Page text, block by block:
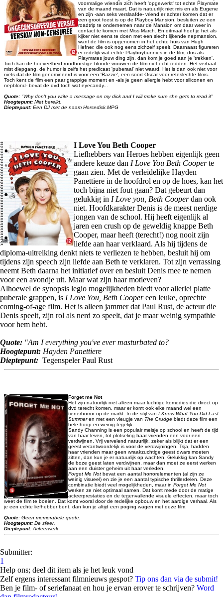
voormalige vriendin zich heeft 'opgewerkt' tot echte Playmate
van de maand maart. Dat is natuurlijk niet mis en als Eugene
en zijn -aan seks verslaafde- vriend er achter komen dat er
een groot feest is op de Playboy Mansion, besluiten ze een
roadtrip te ondernemen naar de Mansion om daar weer in
contact te komen met Miss March. En ditmaal hoef je het als
kijker niet eens te doen met een slecht lijkende nepmansion,
want de film is opgenomen in het echte huis van Hugh
Hefner, die ook nog eens zichzelf speelt. Daarnaast figureren
er redelijk wat echte Playboybunnies in de film, dus als
Playmates jouw ding zijn, dan kom je goed aan je 'trekken'.
Toch kan de hoeveelheid rondborstige blonde vrouwen de film niet echt redden. Het verhaal
mist diepgang, de humor is zelfs het predicaat 'puberaal' niet waard. Het is dan ook niet voor
niets dat de film genomineerd is voor een 'Razzie', een soort Oscar voor reteslechte films.
Toch kent de film een paar grappige moment en -als je geen allergie hebt voor siliconen en
nepblond- bevat de dvd toch wat eyecandy...
Quote: "Why don't you write a message on my dick and I will make sure she gets to read it"
Hoogtepunt: Niet bereikt.
Dieptepunt: Een DJ met de naam Horsedick.MPG
I Love You Beth Cooper
Liefhebbers van Heroes hebben eigenlijk geen
andere keuze dan I Love You Beth Cooperte
gaan zien. Met de verleidelijke Hayden
Panettiere in de hoofdrol en op de hoes, kan het
toch bijna niet fout gaan? Dat gebeurt dan
gelukkig in I Love you, Beth Cooperdan ook
niet. Hoofdkarakter Denis is de meest nerdige
jongen van de school. Hij heeft eigenlijk al
jaren een crush op de geweldig knappe Beth
Cooper, maar heeft (terecht!) nog nooit zijn
liefde aan haar verklaard. Als hij tijdens de
diploma-uitreiking denkt niets te verliezen te hebben, besluit hij om
tijdens zijn speech zijn liefde aan Beth te verklaren. Tot zijn verrassing
neemt Beth daarna het initiatief over en besluit Denis mee te nemen
voor een avondje uit. Maar wat zijn haar motieven?
Alhoewel de synopsis legio mogelijkheden biedt voor allerlei platte
puberale grappen, is I Love You, Beth Coopereen leuke, oprechte
coming-of-age film. Het is alleen jammer dat Paul Rust, de acteur die
Denis speelt, zijn rol als nerd zo speelt, dat je maar weinig sympathie
voor hem hebt.
Quote: "Am I everything you've ever masturbated to?
Hoogtepunt: Hayden Panettiere
Dieptepunt: Tegenspeler Paul Rust
Forget me Not
Het zijn natuurlijk niet alleen maar luchtige komedies die direct op
dvd terecht komen, maar er komt ook elke maand wel een
tienerhorror op de markt. In de stijl van I Know What You Did Last
Summeren met een vleugje van The Grudge biedt deze film een
hele hoop en weinig tegelijk.
Sandy Channing is een populair meisje op school en heeft de tijd
van haar leven, tot plotseling haar vrienden een voor een
verdwijnen. Vrij vervelend natuurlijk, zeker als blijkt dat er een
geest verantwoordelijk is voor de verdwijningen. Tsja, hadden
haar vrienden maar geen wraakzuchtige geest dwars moeten
zitten, dan kun je er natuurlijk op wachten. Gelukkig kan Sandy
de boze geest laten verdwijnen, maar dan moet ze eerst werken
aan een duister geheim uit haar verleden.
Forget Me Not bevat een aantal horrorelementen (al zijn ze
weinig visueel) en zie je een aantal typische thrillerdelen. Deze
combinatie biedt veel mogelijkheden, maar in Forget Me Not
werken ze niet optimaal samen. Dat komt mede door de matige
acteerprestaties en de tegenvallende visuele effecten, maar toch
weet de film te boeien. Dat komt vooral door de redelijke opbouw en het aardige verhaal. Als
je een echte liefhebber bent, dan kun je altijd een poging wagen met deze film.
Quote: Geen memorabele quote.
Hoogtepunt: De sfeer.
Dieptepunt: Acteerwerk
Submitter:
1
Help ons; deel dit item als je het leuk vond
Zelf ergens interessant filmnieuws gespot? Tip ons dan via de submit!
Ben je film- of seriefanaat en hou je ervan erover te schrijven? Word